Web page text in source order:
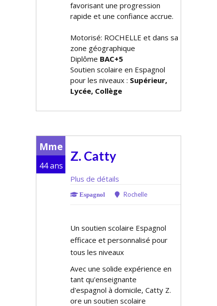
favorisant une progression
rapide et une confiance accrue.
Motorisé: ROCHELLE et dans sa
zone géographique
Diplôme BAC+5
Soutien scolaire en Espagnol
pour les niveaux : Supérieur,
Lycée, Collège
Mme
44 ans
Z. Catty
Plus de détails
Espagnol Rochelle
Un soutien scolaire Espagnol
efficace et personnalisé pour
tous les niveaux
Avec une solide expérience en
tant qu'enseignante
d'espagnol à domicile, Catty Z.
offre un soutien scolaire